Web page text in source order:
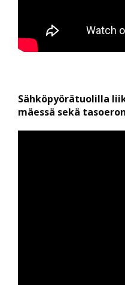
Sähköpyörätuolilla
mäessä sekä